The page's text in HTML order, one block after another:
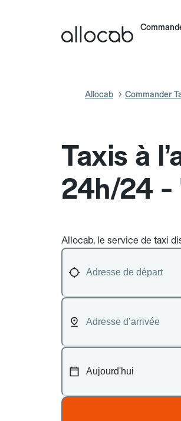
Allocab Commander
Taxis à
24h/24 -
Allocab, le service de taxi